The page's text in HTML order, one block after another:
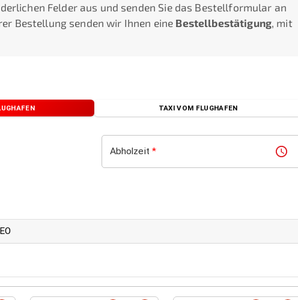
Felder aus und senden Sie das Bestellformular an
Bestellung senden wir Ihnen eine Bestellbestätigung, mit
TAXI VOM FLUGHAFEN
Abholzeit *